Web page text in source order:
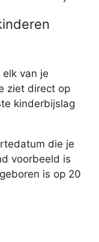
van je
ziet direct op
kinderbijslag
die je
voorbeeld is
is op 20